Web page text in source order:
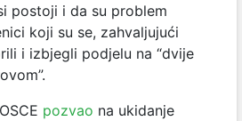
postoji i da su problem
koji su se, zahvaljujući
i izbjegli podjelu na “dvije
pozvao na ukidanje